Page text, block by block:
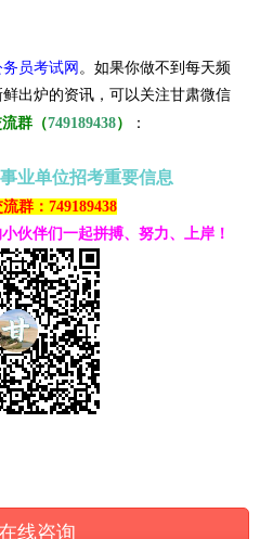
员考试网 。 如果你做不到每天频
出炉的资讯，可以关注甘肃微信
群（749189438） ：
业单位招考重要信息
群：749189438
伙伴们一起拼搏、努力、上岸！
线咨询